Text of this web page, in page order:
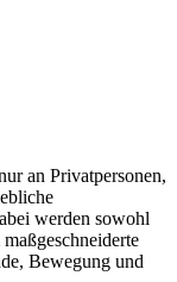
an Privatpersonen,
werden sowohl
Bewegung und